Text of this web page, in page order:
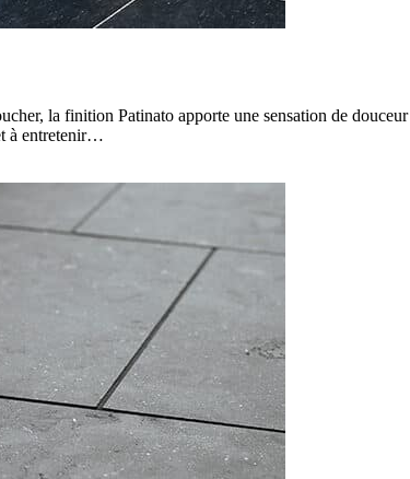
la finition Patinato apporte une sensation de
à entretenir…